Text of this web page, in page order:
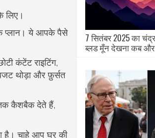
लिए।
प्लान। ये आपके पैसे
कंटेंट राइटिंग,
थोड़ा और फ़ुर्सत
कैशबैक देते हैं,
है। चाहे आप घर की
7 सितंबर 2025 का
ब्लड मूँन देखना कब